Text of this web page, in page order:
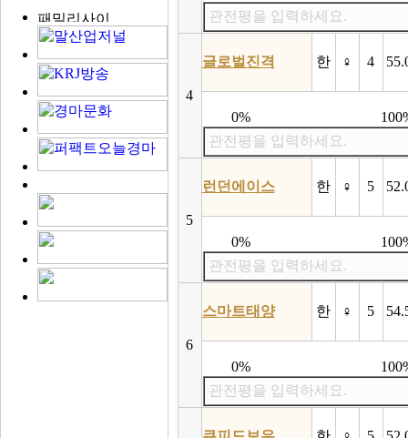
관전평을 입력하세요.
4
글로벌진격 한 ♀ 4
0%
관전평을 입력하세요.
5
런던에이스 한 ♀ 5
0%
관전평을 입력하세요.
6
스마트태양 한 ♀ 5
0%
관전평을 입력하세요.